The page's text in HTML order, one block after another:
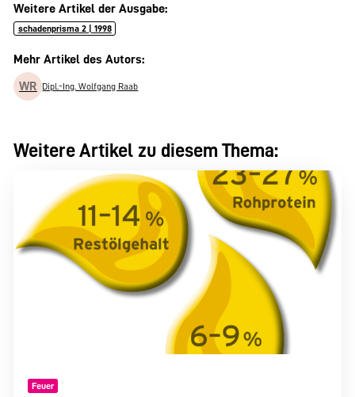
Weitere Artikel der Ausgabe:
schadenprisma 2 | 1998
Mehr Artikel des Autors:
WR Dipl.-Ing. Wolfgang Raab
Weitere Artikel zu diesem Thema:
Feuer